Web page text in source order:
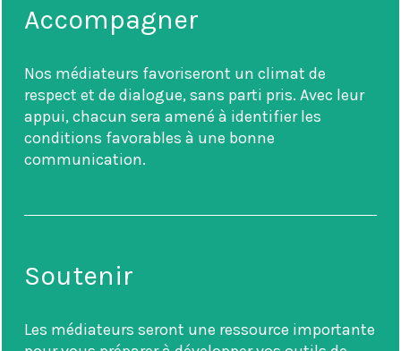
Accompagner
Nos médiateurs favoriseront un climat de
respect et de dialogue, sans parti pris. Avec leur
appui, chacun sera amené à identifier les
conditions favorables à une bonne
communication.
Soutenir
Les médiateurs seront une ressource importante